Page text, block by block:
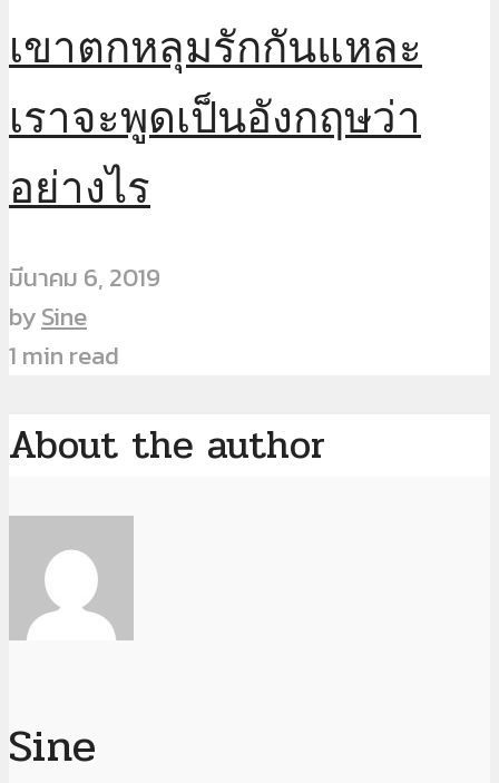
เขาตกหลุมรักกันแหละ
เราจะพูดเป็นอังกฤษว่า
อย่างไร
มีนาคม 6, 2019
bySine
1 min read
About the author
Sine